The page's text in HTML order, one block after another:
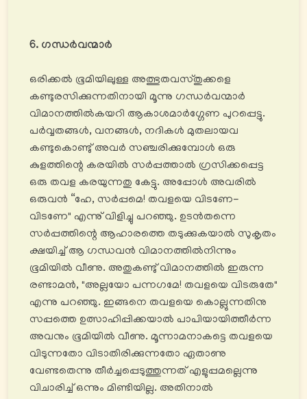
6. ഗന്ധർവന്മാർ
ഒരിക്കൽ ഭൂമിയിലുള്ള അത്ഭുതവസ്തുക്കളെ
കണ്ടുരസിക്കുന്നതിനായി മൂന്നു ഗന്ധര്‍വന്മാർ
വിമാനത്തിൽകയറി ആകാശമാര്‍ഗ്ഗേണ പുറപ്പെട്ടു.
പർവ്വതങ്ങൾ, വനങ്ങൾ, നദികൾ മുതലായവ
കണ്ടുകൊണ്ടു് അവർ സഞ്ചരിക്കുമ്പോൾ ഒരു
കുളത്തിന്റെ കരയിൽ സര്‍പ്പത്താൽ ഗ്രസിക്കപ്പെട്ട
ഒരു തവള കരയുന്നതു കേട്ടു. അപ്പോൾ അവരിൽ
ഒരുവൻ “ഹേ, സര്‍പ്പമെ! തവളയെ വിടണേ-
വിടണേ" എന്നു് വിളിച്ചു പറഞ്ഞു. ഉടൻതന്നെ
സര്‍പ്പത്തിന്റെ ആഹാരത്തെ തടുക്കുകയാൽ സുകൃതം
ക്ഷയിച്ച് ആ ഗന്ധവൻ വിമാനത്തിൽനിന്നും
ഭൂമിയിൽ വീണു. അതുകണ്ടു് വിമാനത്തിൽ ഇരുന്ന
രണ്ടാമൻ, "അല്ലയോ പന്നഗമേ! തവളയെ വിടരുതേ"
എന്നു പറഞ്ഞു. ഇങ്ങനെ തവളയെ കൊല്ലുന്നതിനു
സപ്പത്തെ ഉത്സാഹിപ്പിക്കയാൽ പാപിയായിത്തീര്‍ന്ന
അവനും ഭൂമിയിൽ വീണു. മൂന്നാമനാകട്ടെ തവളയെ
വിടുന്നതോ വിടാതിരിക്കുന്നതോ ഏതാണു
വേണ്ടതെന്നു തീർച്ചപ്പെടുത്തുന്നത് എളുപ്പമല്ലെന്നു
വിചാരിച്ച് ഒന്നും മിണ്ടിയില്ല. അതിനാൽ